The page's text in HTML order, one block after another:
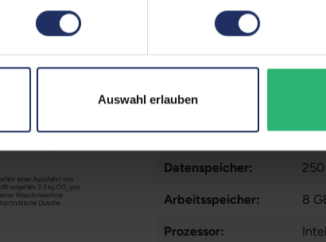
Auswahl erlauben
Tastaturlayout:
Onboard-Grafik:
Fingerprintreader:
Zustand:
Partnerprogramm: Ja
Datenspeicher: 250
Arbeitsspeicher: 8
Prozessor: